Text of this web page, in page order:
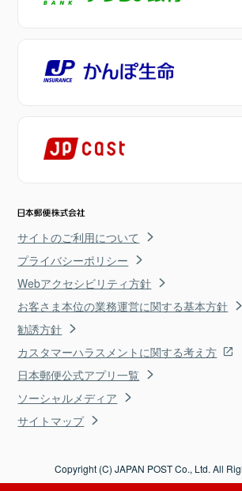
サイトのご利用について
プライバシーポリシー
Webアクセシビリティ方針
お客さま本位の業務運営に関する基本方針
勧誘方針
カスタマーハラスメントに関する考え方
日本郵便公式アプリ一覧
ソーシャルメディア
サイトマップ
Copyright (C) JAPAN POST Co., Ltd. All